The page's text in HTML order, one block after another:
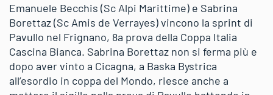
Emanuele Becchis (Sc Alpi Marittime) e Sabrina
Borettaz (Sc Amis de Verrayes) vincono la sprint di
Pavullo nel Frignano, 8a prova della Coppa Italia
Cascina Bianca. Sabrina Borettaz non si ferma più e
dopo aver vinto a Cicagna, a Baska Bystrica
all’esordio in coppa del Mondo, riesce anche a